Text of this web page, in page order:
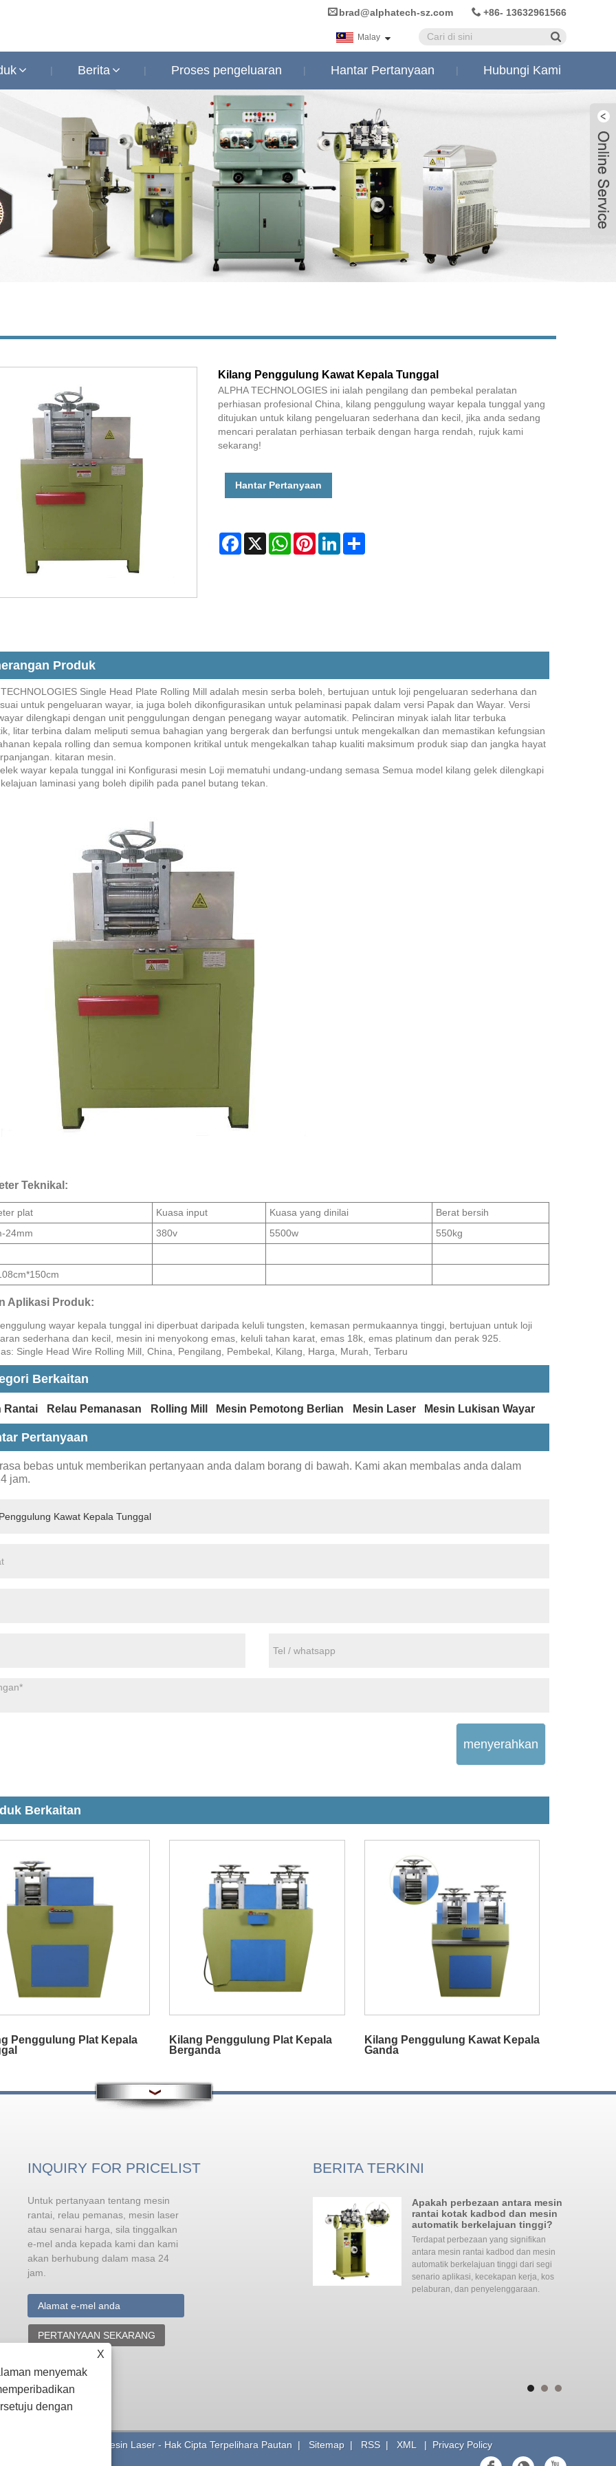
+86- 13632961566
brad@alphatech-sz.com
Malay
Berita Proses pengeluaran Hantar Pertanyaan Hubungi Kami
Kilang Penggulung Kawat Kepala Tunggal
ALPHA TECHNOLOGIES ini ialah pengilang dan pembekal peralatan
perhiasan profesional China, kilang penggulung wayar kepala tunggal yang
ditujukan untuk kilang pengeluaran sederhana dan kecil, jika anda sedang
mencari peralatan perhiasan terbaik dengan harga rendah, rujuk kami
sekarang!
Hantar Pertanyaan
Facebook
X WhatsAppPinterestLinkedInShare
Produk
Single Head Plate Rolling Mill adalah mesin serba boleh, bertujuan untuk loji pengeluaran sederhana dan
untuk pengeluaran wayar, ia juga boleh dikonfigurasikan untuk pelaminasi papak dalam versi Papak dan Wayar. Versi
dilengkapi dengan unit penggulungan dengan penegang wayar automatik. Pelinciran minyak ialah litar terbuka
litar terbina dalam meliputi semua bahagian yang bergerak dan berfungsi untuk mengekalkan dan memastikan kefungsian
kepala rolling dan semua komponen kritikal untuk mengekalkan tahap kualiti maksimum produk siap dan jangka hayat
kitaran mesin.
wayar kepala tunggal ini Konfigurasi mesin Loji mematuhi undang-undang semasa Semua model kilang gelek dilengkapi
laminasi yang boleh dipilih pada panel butang tekan.
Teknikal:
plat Kuasa input Kuasa yang dinilai
Berat bersih
24mm
380v 5500w 550kg
Aplikasi Produk:
wayar kepala tunggal ini diperbuat daripada keluli tungsten, kemasan permukaannya tinggi, bertujuan untuk loji
sederhana dan kecil, mesin ini menyokong emas, keluli tahan karat, emas 18k, emas platinum dan perak 925.
Single Head Wire Rolling Mill, China, Pengilang, Pembekal, Kilang, Harga, Murah, Terbaru
Berkaitan
Rantai Relau Pemanasan Rolling Mill Mesin Pemotong Berlian Mesin Laser Mesin Lukisan Wayar
Pertanyaan
bebas untuk memberikan pertanyaan anda dalam borang di bawah. Kami akan membalas anda dalam
jam.
menyerahkan
Berkaitan
Penggulung Plat Kepala
Kilang Penggulung Plat Kepala
Berganda
Kilang Penggulung Kawat Kepala
Ganda
INQUIRY FOR PRICELIST
Untuk pertanyaan tentang mesin
rantai, relau pemanas, mesin laser
atau senarai harga, sila tinggalkan
e-mel anda kepada kami dan kami
akan berhubung dalam masa 24
jam.
PERTANYAAN SEKARANG
BERITA TERKINI
Prosedur operasi keselamatan
mesin kimpalan laser
Kimpalan laser adalah aplikasi yang
mantap bagi banyak teknologi laser. Ia
menyinari pancaran laser dengan
kemudian disejukkan dan dipadatkan untuk membentuk
keseluruhan. Dalam proses penggunaan, untuk memastikan
keselamatan pengendali, kita perlu menguasai beberapa peraturan
operasi yang selamat dalam proses mengendalikan mesin
kimpalan laser. Berikut akan menerangkan kepada anda prosedur
Apakah perbezaan antara mesin
rantai kotak kadbod dan mesin
automatik berkelajuan tinggi?
Terdapat perbezaan yang signifikan
antara mesin rantai kadbod dan mesin
automatik berkelajuan tinggi dari segi
senario aplikasi, kecekapan kerja, kos
pelaburan, dan penyelenggaraan. ‌‌
Relau Pemanas, Mesin Laser - Hak Cipta Terpelihara Pautan | Sitemap | RSS | XML| Privacy Policy
X
menyemak
dengan